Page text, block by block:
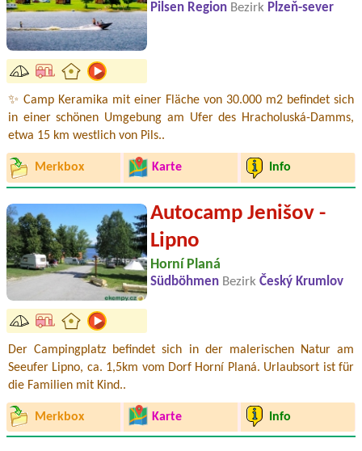
Pilsen Region Bezirk Plzeň-sever
✨ Camp Keramika mit einer Fläche von 30.000 m2 befindet sich
in einer schönen Umgebung am Ufer des Hracholuská-Damms,
etwa 15 km westlich von Pils..
Merkbox Karte Info
Autocamp Jenišov -
Lipno
Horní Planá
Südböhmen Bezirk Český Krumlov
Der Campingplatz befindet sich in der malerischen Natur am
Seeufer Lipno, ca. 1,5km vom Dorf Horní Planá. Urlaubsort ist für
die Familien mit Kind..
Merkbox Karte Info